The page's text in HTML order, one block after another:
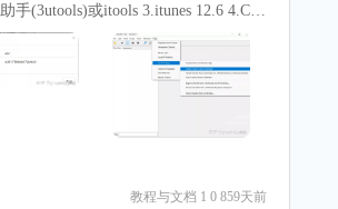
或itools 3.itunes 12.6 4.Cha
应用，而且当我们将应用更新之后，
我们总是会遇到需要旧版本应用的情
功能需要收费了；新版本一些功能受
前面提到的那样，我们已经无法从
豌豆荚等app下载历史版本的应用，
旧版本应用；自己学会下载旧版本应
好你的手机，电脑以及数据线。第一
教程与文档 1 0 859天前